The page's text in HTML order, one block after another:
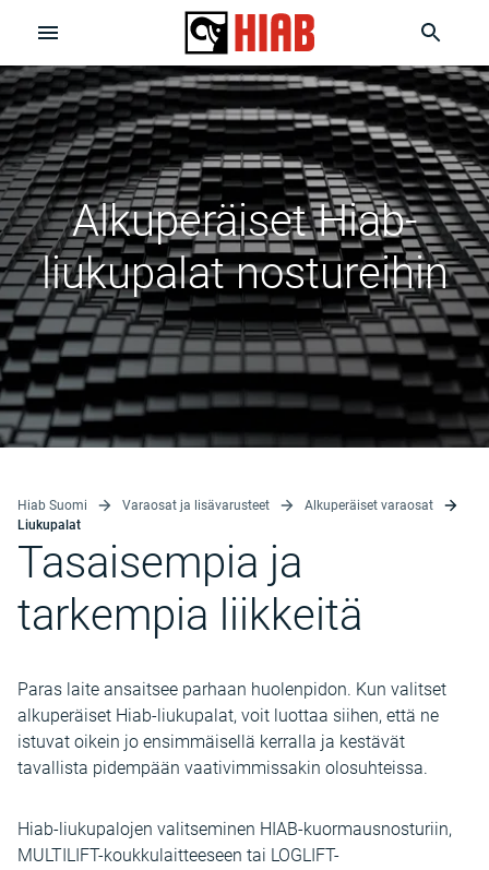
Alkuperäiset Hiab-
liukupalat nostureihin
Hiab Suomi Varaosat ja lisävarusteet
Alkuperäiset varaosat
Liukupalat
Tasaisempia ja
tarkempia liikkeitä
Paras laite ansaitsee parhaan huolenpidon. Kun valitset
alkuperäiset Hiab-liukupalat, voit luottaa siihen, että ne
istuvat oikein jo ensimmäisellä kerralla ja kestävät
tavallista pidempään vaativimmissakin olosuhteissa.
Hiab-liukupalojen valitseminen HIAB-kuormausnosturiin,
MULTILIFT-koukkulaitteeseen tai LOGLIFT-